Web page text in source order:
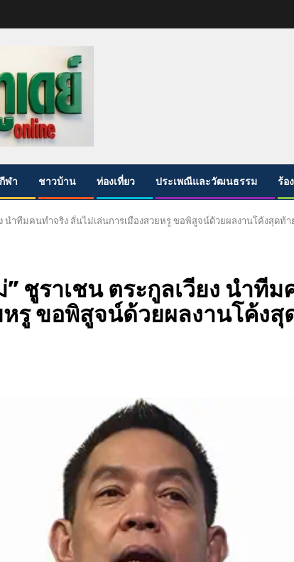
กีฬา ชาวบ้าน ท่องเที่ยว ประเพณีและวัฒนธรรม ร้อ
นำทีมคนทำจริง ลั่นไม่เล่นการเมืองสวยหรู ขอพิสูจน์ด้วยผลงานโค้งสุดท้า
ชูราเชน ตระกูลเวียง นำที
หรู ขอพิสูจน์ด้วยผลงานโค้งสุ